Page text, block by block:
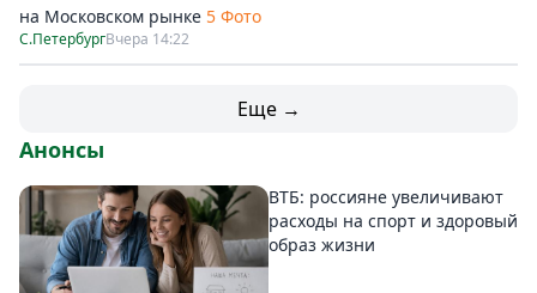
на Московском рынке 5 Фото
С.ПетербургВчера 14:22
Еще →
Анонсы
ВТБ: россияне увеличивают
расходы на спорт и здоровый
образ жизни